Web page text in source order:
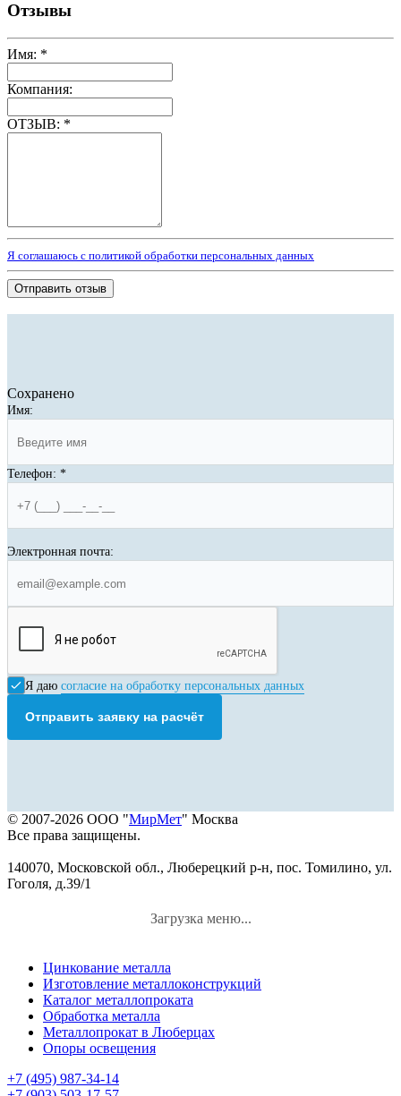
Отзывы
Имя: *
Компания:
ОТЗЫВ: *
Я соглашаюсь с политикой обработки персональных данных
Отправить отзыв
Сохранено
Имя:
Телефон: *
Электронная почта:
Я даю согласие на обработку персональных данных
Отправить заявку на расчёт
© 2007-2026 ООО "МирМет" Москва
Все права защищены.
140070, Московской обл., Люберецкий р-н, пос. Томилино, ул.
Гоголя, д.39/1
Загрузка меню...
Цинкование металла
Изготовление металлоконструкций
Каталог металлопроката
Обработка металла
Металлопрокат в Люберцах
Опоры освещения
+7 (495) 987-34-14